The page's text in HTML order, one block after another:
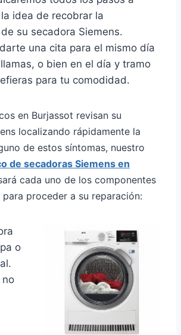
idea de recobrar la
su secadora Siemens.
una cita para el mismo día
o bien en el día y tramo
para tu comodidad.
en Burjassot revisan su
localizando rápidamente la
de estos síntomas, nuestro
de secadoras Siemens en
cada uno de los componentes
proceder a su reparación:
o
no